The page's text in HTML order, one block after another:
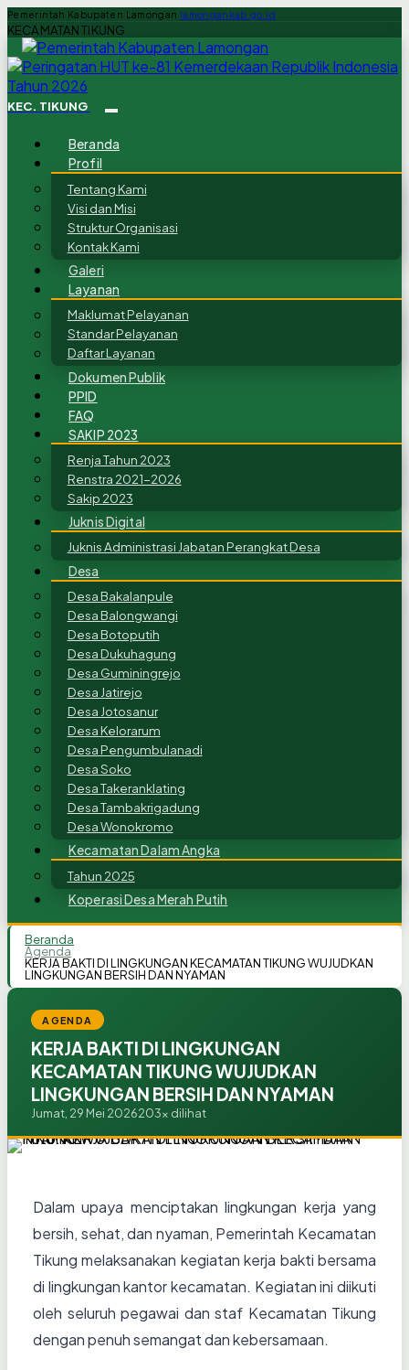
Pemerintah Kabupaten Lamongan lamongankab.go.id
KECAMATAN TIKUNG
KEC. TIKUNG
Beranda
Profil
Tentang Kami
Visi dan Misi
Struktur Organisasi
Kontak Kami
Galeri
Layanan
Maklumat Pelayanan
Standar Pelayanan
Daftar Layanan
Dokumen Publik
PPID
FAQ
SAKIP 2023
Renja Tahun 2023
Renstra 2021-2026
Sakip 2023
Juknis Digital
Juknis Administrasi Jabatan Perangkat Desa
Desa
Desa Bakalanpule
Desa Balongwangi
Desa Botoputih
Desa Dukuhagung
Desa Guminingrejo
Desa Jatirejo
Desa Jotosanur
Desa Kelorarum
Desa Pengumbulanadi
Desa Soko
Desa Takeranklating
Desa Tambakrigadung
Desa Wonokromo
Kecamatan Dalam Angka
Tahun 2025
Koperasi Desa Merah Putih
Beranda
Agenda
KERJA BAKTI DI LINGKUNGAN KECAMATAN TIKUNG WUJUDKAN
LINGKUNGAN BERSIH DAN NYAMAN
AGENDA
KERJA BAKTI DI LINGKUNGAN
KECAMATAN TIKUNG WUJUDKAN
LINGKUNGAN BERSIH DAN NYAMAN
Jumat, 29 Mei 2026203x dilihat
Dalam upaya menciptakan lingkungan kerja yang
bersih, sehat, dan nyaman, Pemerintah Kecamatan
Tikung melaksanakan kegiatan kerja bakti bersama
di lingkungan kantor kecamatan. Kegiatan ini diikuti
oleh seluruh pegawai dan staf Kecamatan Tikung
dengan penuh semangat dan kebersamaan.